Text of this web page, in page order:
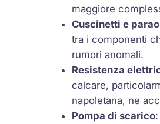
maggiore
Cuscinetti e
tra i componenti
rumori anomali.
Resistenza
calcare,
napoletana, ne
Pompa di scarico